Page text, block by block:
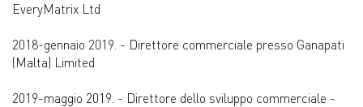
EveryMatrix Ltd
2018-gennaio 2019. - Direttore commerciale presso Ganapati
(Malta) Limited
2019-maggio 2019. - Direttore dello sviluppo commerciale -